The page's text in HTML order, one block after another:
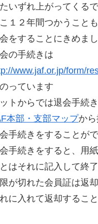
いずれ上がってくる
１２年間つかうこと
をすることにきめま
の手続きは
www.jaf.or.jp/form/
っています
トからでは退会手続
本部・支部マップか
手続きをすることが
手続きをすると、用
はそれに記入して終了
が切れた会員証は返
に入れて返却するこ